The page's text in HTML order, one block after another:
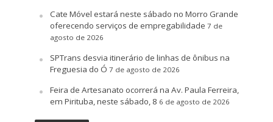
Cate Móvel estará neste sábado no Morro Grande
oferecendo serviços de empregabilidade 7 de
agosto de 2026
SPTrans desvia itinerário de linhas de ônibus na
Freguesia do Ó 7 de agosto de 2026
Feira de Artesanato ocorrerá na Av. Paula Ferreira,
em Pirituba, neste sábado, 8 6 de agosto de 2026